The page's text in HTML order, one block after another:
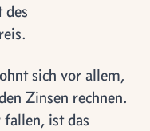
des
sich vor allem,
Zinsen rechnen.
ist das